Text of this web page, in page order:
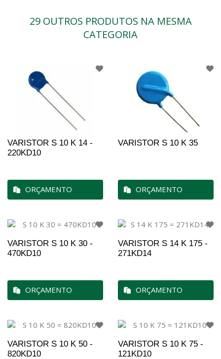
29 OUTROS PRODUTOS NA MESMA
CATEGORIA
VARISTOR S 10 K 14 -
220KD10
ORÇAMENTO
VARISTOR S 10 K 35
ORÇAMENTO
VARISTOR S 10 K 30 -
470KD10
ORÇAMENTO
VARISTOR S 14 K 175 -
271KD14
ORÇAMENTO
VARISTOR S 10 K 50 -
820KD10
VARISTOR S 10 K 75 -
121KD10